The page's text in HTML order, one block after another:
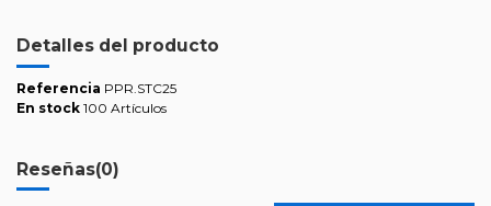
Detalles del producto
Referencia PPR.STC25
En stock 100 Artículos
Reseñas(0)